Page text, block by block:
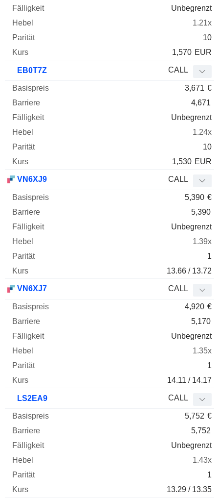
Unbegrenzt
1.21x
10
1,570 EUR
EB0T7Z CALL
3,671 €
4,671
Unbegrenzt
1.24x
10
1,530 EUR
VN6XJ9 CALL
5,390 €
5,390
Unbegrenzt
1.39x
1
13.66 / 13.72
VN6XJ7 CALL
4,920 €
5,170
Unbegrenzt
1.35x
1
14.11 / 14.17
LS2EA9 CALL
5,752 €
5,752
Unbegrenzt
1.43x
1
13.29 / 13.35